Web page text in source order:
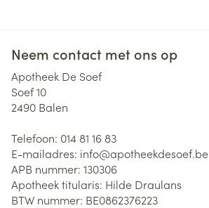
Neem contact met ons op
Apotheek De Soef
Soef 10
2490 Balen
Telefoon: 014 81 16 83
E-mailadres: info@apotheekdesoef.be
APB nummer: 130306
Apotheek titularis: Hilde Draulans
BTW nummer: BE0862376223